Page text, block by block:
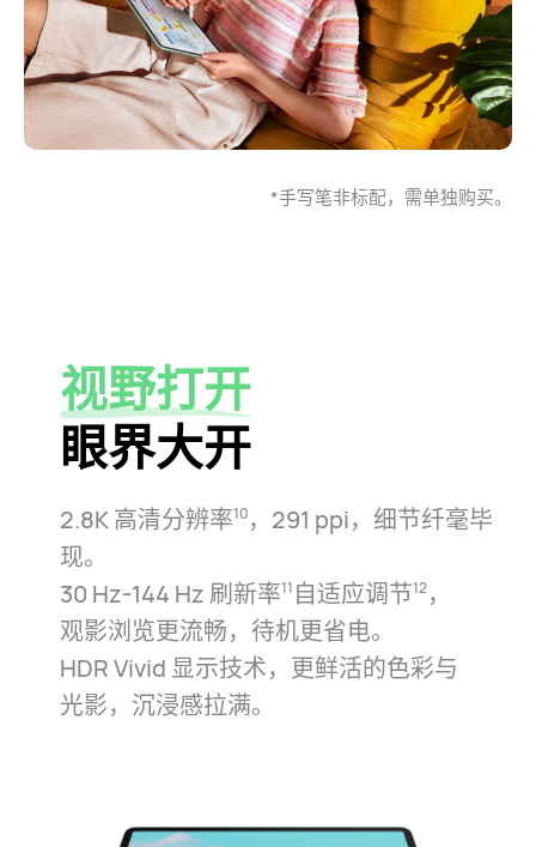
*手写笔非标配，需单独购买。
视野打开
眼界大开
2.8K 高清分辨率10，291 ppi，细节纤毫毕
现。
30 Hz-144 Hz 刷新率11 自适应调节12，
观影浏览更流畅，待机更省⁠电⁠。
HDR Vivid 显示技术，更鲜活的色彩与
光影，沉浸感拉⁠满。